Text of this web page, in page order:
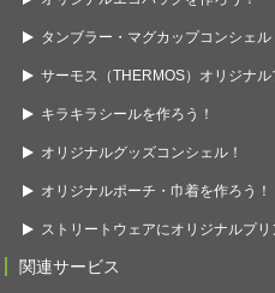
タンブラー・マグカップコンシェル
サーモス（THERMOS）オリジナル
キラキラシールを作ろう！
オリジナルグッズコンシェル！
オリジナルポーチ・巾着を作ろう！
ストリートウェアにオリジナルプリ
関連サービス